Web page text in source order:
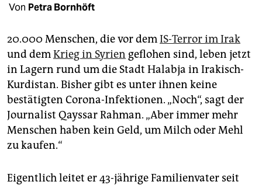
shop
fragen & hilfe
unterstützen
abo
genossenschaft
epaper login
Von Petra Bornhöft
20.000 Menschen, die vor demIS-Terror im Irak
und demKrieg in Syrien geflohen sind, leben jetzt
in Lagern rund um die Stadt Halabja in Irakisch-
Kurdistan. Bisher gibt es unter ihnen keine
bestätigten Corona-Infektionen. „Noch“, sagt der
Journalist Qayssar Rahman. „Aber immer mehr
Menschen haben kein Geld, um Milch oder Mehl
zu kaufen.“
Eigentlich leitet er 43-jährige Familienvater seit